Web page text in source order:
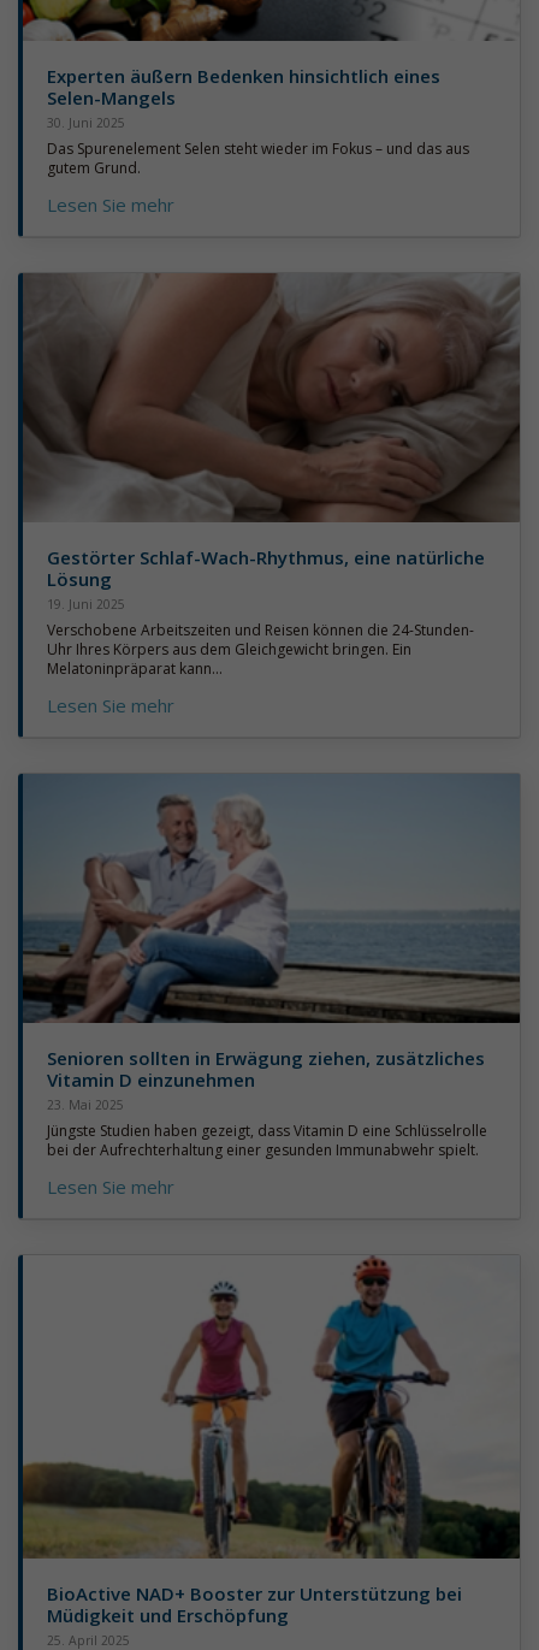
Experten äußern Bedenken hinsichtlich eines
Selen-Mangels
30. Juni 2025
Das Spurenelement Selen steht wieder im Fokus – und das aus
gutem Grund.
Lesen Sie mehr
Gestörter Schlaf-Wach-Rhythmus, eine natürliche
Lösung
19. Juni 2025
Verschobene Arbeitszeiten und Reisen können die 24-Stunden-
Uhr Ihres Körpers aus dem Gleichgewicht bringen. Ein
Melatoninpräparat kann...
Lesen Sie mehr
Senioren sollten in Erwägung ziehen, zusätzliches
Vitamin D einzunehmen
23. Mai 2025
Jüngste Studien haben gezeigt, dass Vitamin D eine Schlüsselrolle
bei der Aufrechterhaltung einer gesunden Immunabwehr spielt.
Lesen Sie mehr
BioActive NAD+ Booster zur Unterstützung bei
Müdigkeit und Erschöpfung
25. April 2025